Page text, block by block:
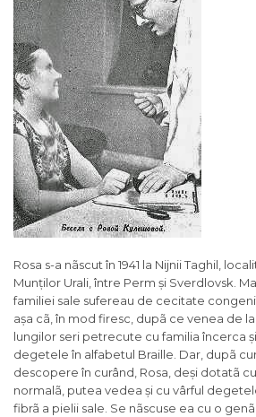
Rosa s-a nãscut în 1941 la Nijnii Taghil,
Munților Urali, între Perm și Sverdlovsk.
familiei sale sufereau de cecitate
așa cã, în mod firesc, dupã ce venea de
lungilor seri petrecute cu familia încerca
degetele în alfabetul Braille. Dar, dupã
descopere în curând, Rosa, deși dotatã
normalã, putea vedea și cu vârful
fibrã a pielii sale. Se nãscuse ea cu o